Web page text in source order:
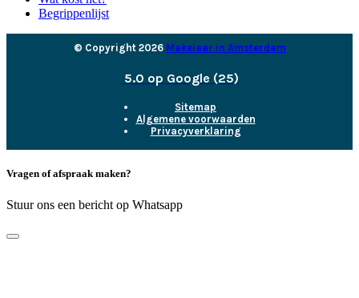
Begrippenlijst
© Copyright 2026 Makelaar in Amsterdam
5.0 op Google (25)
Sitemap
Algemene voorwaarden
Privacyverklaring
Vragen of afspraak maken?
Stuur ons een bericht op Whatsapp